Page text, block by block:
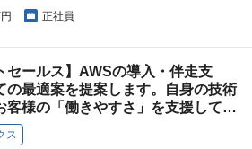
正社員
セールス】AWSの導入・伴走支
の最適案を提案します。自身の技術
客様の「働きやすさ」を支援してい
ス